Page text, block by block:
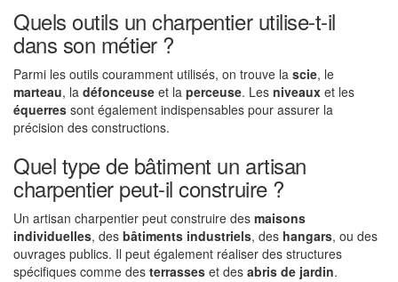
Quels outils un charpentier utilise-t-il
dans son métier ?
Parmi les outils couramment utilisés, on trouve la scie, le
marteau, la défonceuse et la perceuse. Les niveaux et les
équerres sont également indispensables pour assurer la
précision des constructions.
Quel type de bâtiment un artisan
charpentier peut-il construire ?
Un artisan charpentier peut construire des maisons
individuelles, des bâtiments industriels, des hangars, ou des
ouvrages publics. Il peut également réaliser des structures
spécifiques comme des terrasses et des abris de jardin.